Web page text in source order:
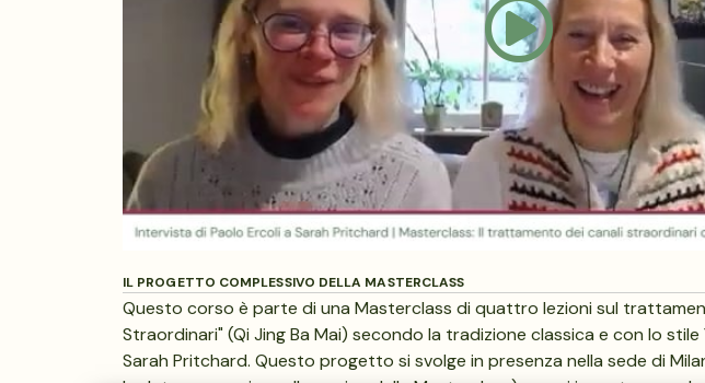
IL PROGETTO COMPLESSIVO DELLA MASTERCLASS
Questo corso è parte di una Masterclass di quattro lezioni sul
Straordinari" (Qi Jing Ba Mai) secondo la tradizione classica e con lo
Sarah Pritchard. Questo progetto si svolge in presenza nella sede di